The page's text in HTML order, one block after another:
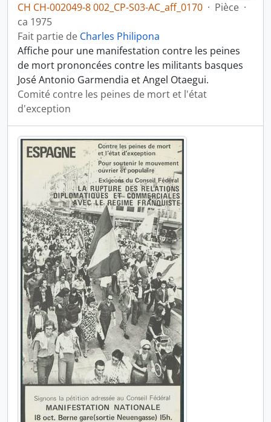
CH CH-002049-8 002_CP-S03-AC_aff_0170 · Pièce ·
ca 1975
Fait partie de Charles Philipona
Affiche pour une manifestation contre les peines
de mort prononcées contre les militants basques
José Antonio Garmendia et Angel Otaegui.
Comité contre les peines de mort et l'état
d'exception